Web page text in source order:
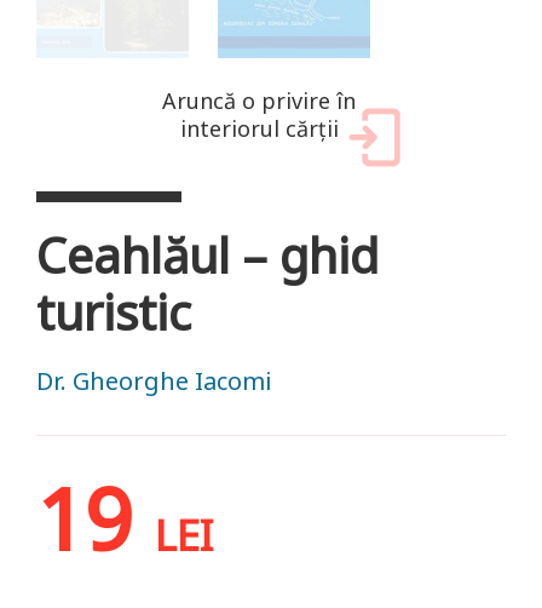
Aruncă o privire în
interiorul cărții
Ceahlăul – ghid
turistic
Dr. Gheorghe Iacomi
19 LEI